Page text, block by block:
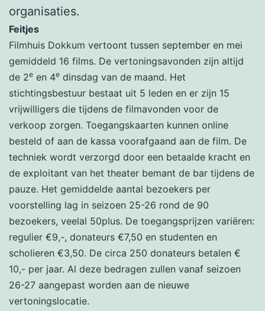
organisaties.
Feitjes
Filmhuis Dokkum vertoont tussen september en mei
gemiddeld 16 films. De vertoningsavonden zijn altijd
de 2e en 4e dinsdag van de maand. Het
stichtingsbestuur bestaat uit 5 leden en er zijn 15
vrijwilligers die tijdens de filmavonden voor de
verkoop zorgen. Toegangskaarten kunnen online
besteld of aan de kassa voorafgaand aan de film. De
techniek wordt verzorgd door een betaalde kracht en
de exploitant van het theater bemant de bar tijdens de
pauze. Het gemiddelde aantal bezoekers per
voorstelling lag in seizoen 25-26 rond de 90
bezoekers, veelal 50plus. De toegangsprijzen variëren:
regulier €9,-, donateurs €7,50 en studenten en
scholieren €3,50. De circa 250 donateurs betalen €
10,- per jaar. Al deze bedragen zullen vanaf seizoen
26-27 aangepast worden aan de nieuwe
vertoningslocatie.